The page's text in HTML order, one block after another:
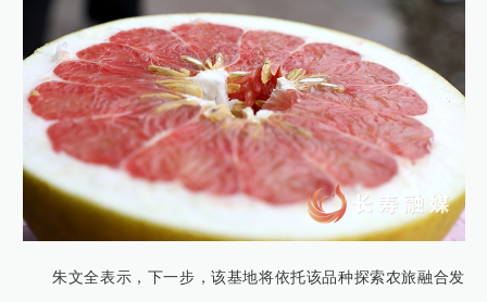
朱文全表示，下一步，该基地将依托该品种探索农旅融合发